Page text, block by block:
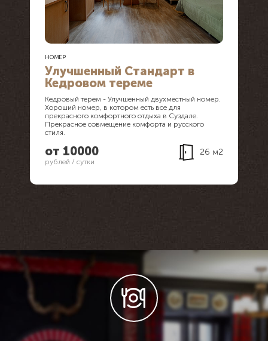
НОМЕР
Улучшенный Стандарт в
Кедровом тереме
Кедровый терем - Улучшенный двухместный номер.
Хороший номер, в котором есть все для
прекрасного комфортного отдыха в Суздале.
Прекрасное совмещение комфорта и русского
стиля.
от 10000
рублей / сутки
26 м2